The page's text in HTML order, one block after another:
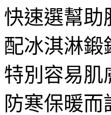
快速選幫助
配冰淇淋鍛
特別容易肌
防寒保暖